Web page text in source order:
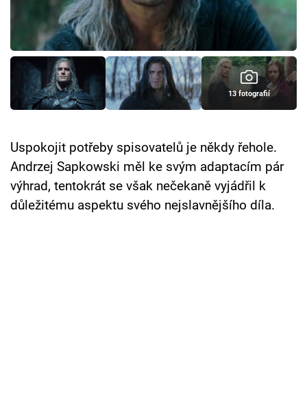
Cool Esport
Pořady
TV Program
Přihlášení
Sledujte nás
13 fotografií
Uspokojit potřeby spisovatelů je někdy řehole.
Andrzej Sapkowski měl ke svým adaptacím pár
výhrad, tentokrát se však nečekaně vyjádřil k
důležitému aspektu svého nejslavnějšího díla.